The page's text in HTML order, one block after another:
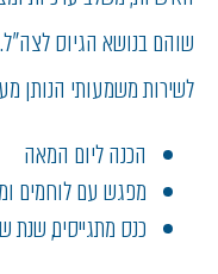
שוהם בנושא הגיוס
לשירות משמעותי הנותן
הכנה ליום המאה
מפגש עם לוחמים
כנס מתגייסים, שנת